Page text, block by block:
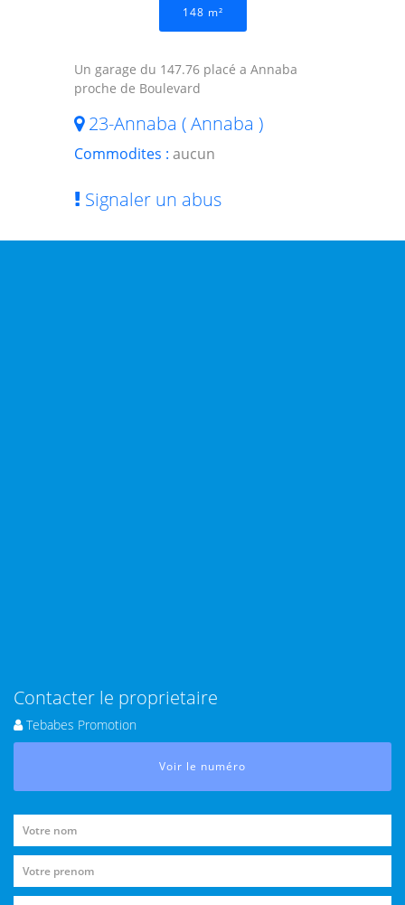
148 m²
Un garage du 147.76 placé a Annaba
proche de Boulevard
23-Annaba ( Annaba )
Commodites :aucun
Signaler un abus
Contacter le proprietaire
Tebabes Promotion
Voir le numéro